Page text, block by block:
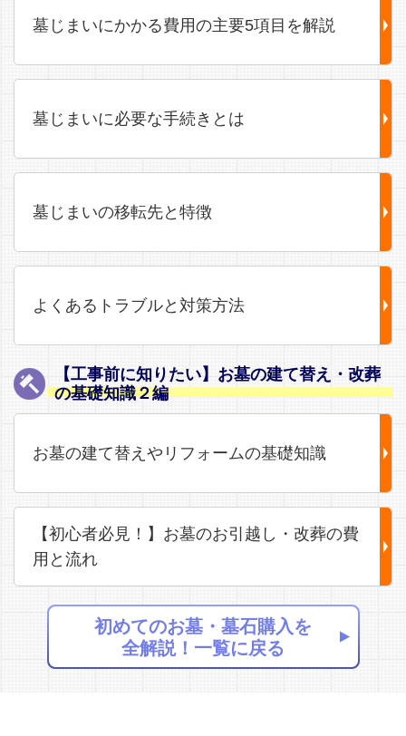
墓じまいにかかる費用の主要5項目を解説
墓じまいに必要な手続きとは
墓じまいの移転先と特徴
よくあるトラブルと対策方法
【工事前に知りたい】お墓の建て替え・改葬
の基礎知識２編
お墓の建て替えやリフォームの基礎知識
【初心者必見！】お墓のお引越し・改葬の費
用と流れ
初めてのお墓・墓石購入を
全解説！一覧に戻る